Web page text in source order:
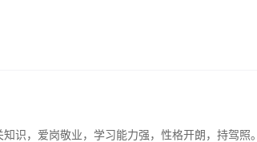
识，爱岗敬业，学习能力强，性格开朗，持驾照。